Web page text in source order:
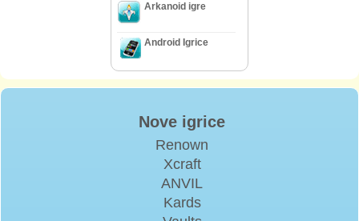
Arkanoid igre
Android Igrice
Nove igrice
Renown
Xcraft
ANVIL
Kards